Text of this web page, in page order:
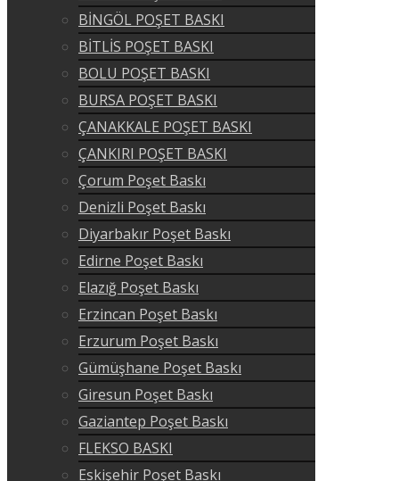
BİNGÖL POŞET BASKI
BİTLİS POŞET BASKI
BOLU POŞET BASKI
BURSA POŞET BASKI
ÇANAKKALE POŞET BASKI
ÇANKIRI POŞET BASKI
Çorum Poşet Baskı
Denizli Poşet Baskı
Diyarbakır Poşet Baskı
Edirne Poşet Baskı
Elazığ Poşet Baskı
Erzincan Poşet Baskı
Erzurum Poşet Baskı
Gümüşhane Poşet Baskı
Giresun Poşet Baskı
Gaziantep Poşet Baskı
FLEKSO BASKI
Eskişehir Poşet Baskı